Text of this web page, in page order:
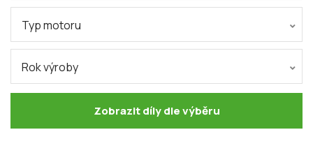
Typ motoru
Rok výroby
Zobrazit díly dle výběru